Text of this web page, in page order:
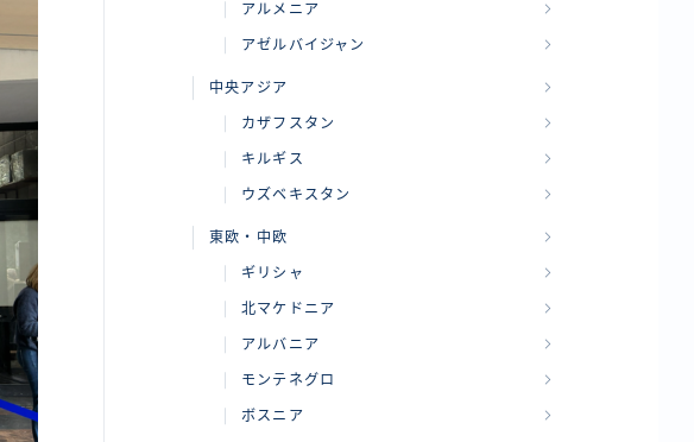
アルメニア
アゼルバイジャン
中央アジア
カザフスタン
キルギス
ウズベキスタン
東欧・中欧
ギリシャ
北マケドニア
アルバニア
モンテネグロ
ボスニア